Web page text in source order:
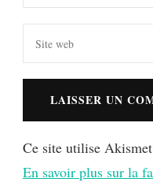
Ce site utilise
En savoir plus sur la